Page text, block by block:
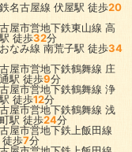
名古屋線 伏屋駅 徒歩20
屋市営地下鉄東山線 高
徒歩32分
なみ線 南荒子駅 徒歩34
屋市営地下鉄鶴舞線 庄
駅 徒歩9分
屋市営地下鉄鶴舞線 浄
徒歩12分
屋市営地下鉄鶴舞線 浅
駅 徒歩24分
屋市営地下鉄上飯田線
徒歩7分